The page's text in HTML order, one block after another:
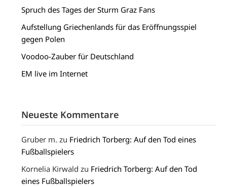
Spruch des Tages der Sturm Graz Fans
Aufstellung Griechenlands für das Eröffnungsspiel
gegen Polen
Voodoo-Zauber für Deutschland
EM live im Internet
Neueste Kommentare
Gruber m. zu Friedrich Torberg: Auf den Tod eines
Fußballspielers
Kornelia Kirwald zu Friedrich Torberg: Auf den Tod
eines Fußballspielers